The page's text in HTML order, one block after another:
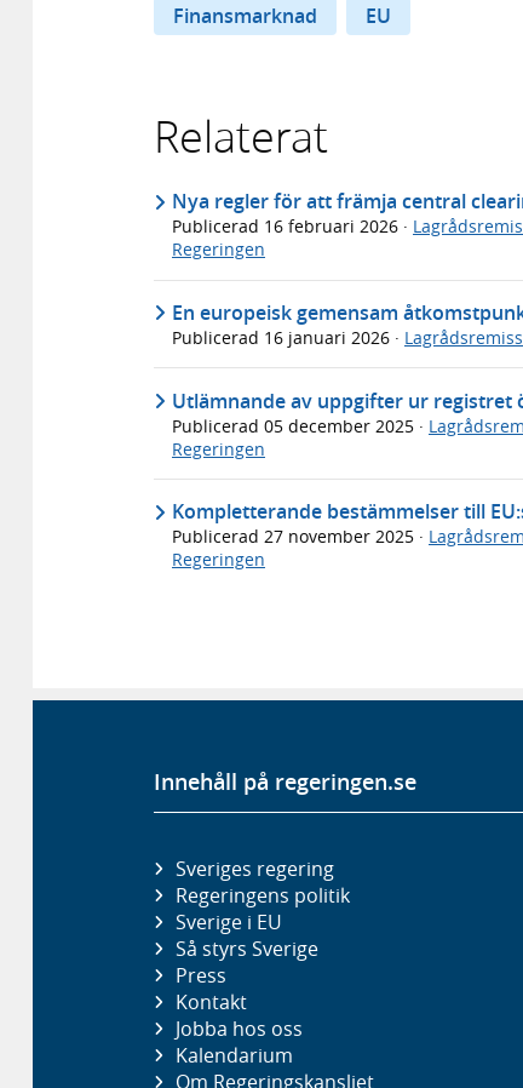
Finansmarknad
EU
Relaterat
Nya regler för att främja central
Publicerad 16 februari 2026 ·
Regeringen
En europeisk gemensam
Publicerad 16 januari 2026 · Lagrådsremiss
Utlämnande av uppgifter ur registret
Publicerad 05 december 2025 ·
Regeringen
Kompletterande bestämmelser till
Publicerad 27 november 2025 ·
Regeringen
Innehåll på regeringen.se
Sveriges regering
Regeringens politik
Sverige i EU
Så styrs Sverige
Press
Kontakt
Jobba hos oss
Kalendarium
Om Regeringskansliet